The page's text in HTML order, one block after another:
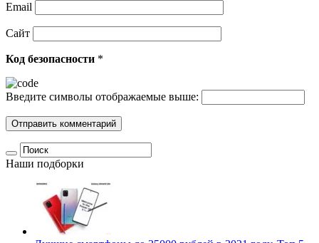
Email
Сайт
Код безопасности *
Введите символы отображаемые выше:
Наши подборки